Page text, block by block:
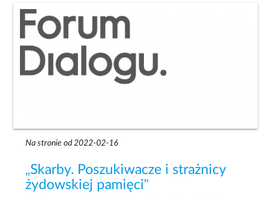
Na stronie od 2022-02-16
„Skarby. Poszukiwacze i strażnicy
żydowskiej pamięci”